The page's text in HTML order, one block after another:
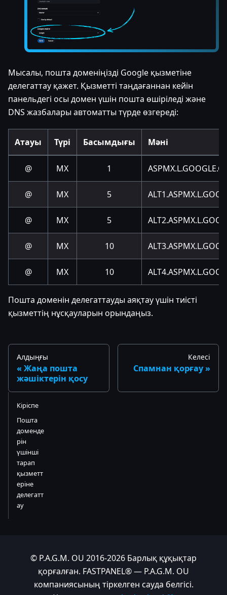
Мысалы, пошта доменіңізді Google қызметіне
делегаттау қажет. Қызметті таңдағаннан кейін
панельдегі осы домен үшін пошта өшіріледі және
DNS жазбалары автоматты түрде өзгереді:
Атауы Түрі Басымдығы Мәні
@ MX 1
@ MX 5
@ MX 5
@ MX 10
@ MX 10
Пошта доменін делегаттауды аяқтау үшін тиісті
қызметтің нұсқауларын орындаңыз.
Алдыңғы
Жаңа пошта
жәшіктерін қосу
Келесі
Спамнан қорғау
Кіріспе
Пошта
доменде
рін
үшінші
тарап
қызметт
еріне
делегатт
ау
© P.A.G.M. OU 2016-2026 Барлық құқықтар
қорғалған. FASTPANEL® — P.A.G.M. OU
компаниясының тіркелген сауда белгісі.